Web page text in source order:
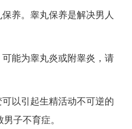
养。睾丸保养是解决男人
能为睾丸炎或附睾炎，请
以引起生精活动不可逆的
子不育症。